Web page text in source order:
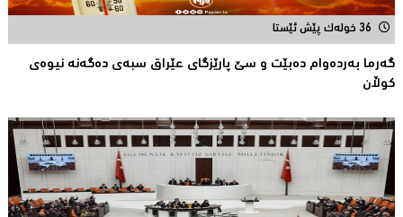
36 خولەک پێش ئێستا
گەرما بەردەوام دەبێت و سێ پارێزگای عێراق سبەی دەگەنە نیوەی
كوڵان